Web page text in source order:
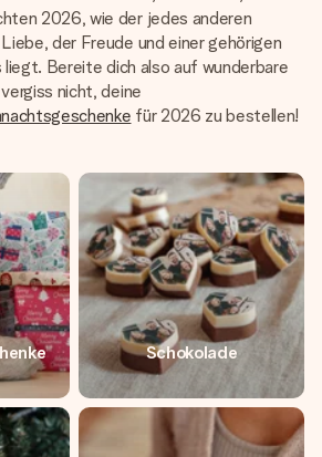
2026, wie der jedes anderen
der Freude und einer gehörigen
Bereite dich also auf wunderbare
nicht, deine
für 2026 zu bestellen!
Schokolade